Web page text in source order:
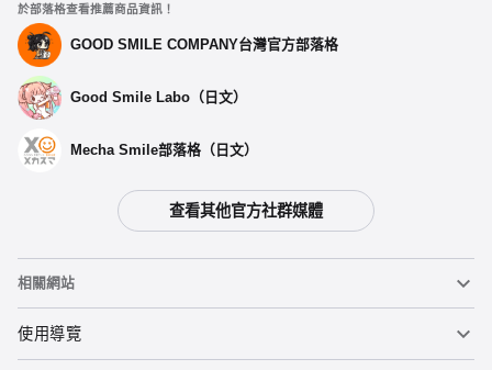
於部落格查看推薦商品資訊！
GOOD SMILE COMPANY台灣官方部落格
Good Smile Labo（日文）
Mecha Smile部落格（日文）
查看其他官方社群媒體
相關網站
黏土人
使用導覽